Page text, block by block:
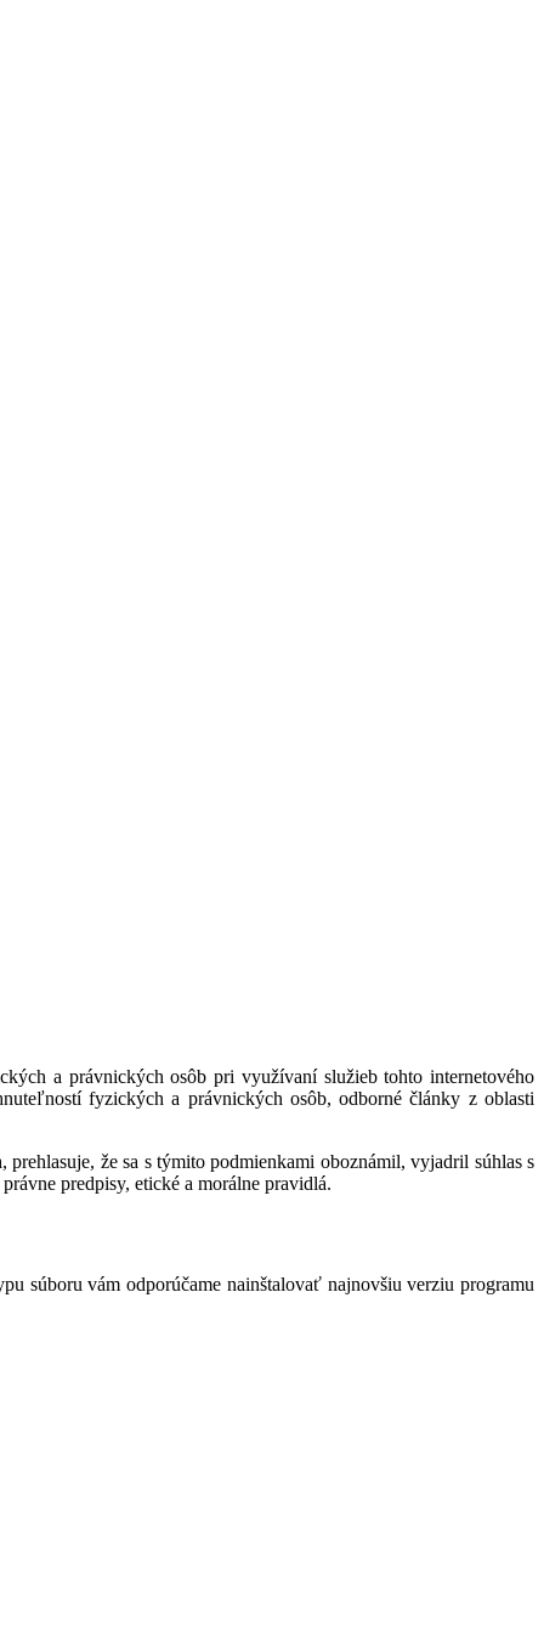
a právnických osôb pri využívaní služieb tohto internetového
fyzických a právnických osôb, odborné články z oblasti
že sa s týmito podmienkami oboznámil, vyjadril súhlas s
predpisy, etické a morálne pravidlá.
súboru vám odporúčame nainštalovať najnovšiu verziu programu